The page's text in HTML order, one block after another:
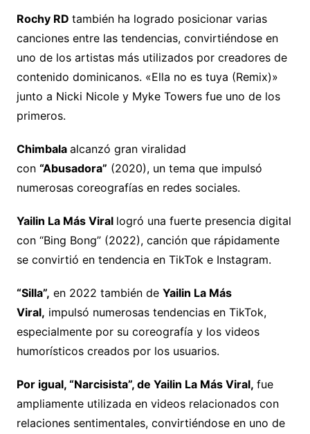
Rochy RD también ha logrado posicionar varias
canciones entre las tendencias, convirtiéndose en
uno de los artistas más utilizados por creadores de
contenido dominicanos. «Ella no es tuya (Remix)»
junto a Nicki Nicole y Myke Towers fue uno de los
primeros.
Chimbala alcanzó gran viralidad
con “Abusadora” (2020), un tema que impulsó
numerosas coreografías en redes sociales.
Yailin La Más Viral logró una fuerte presencia digital
con “Bing Bong” (2022), canción que rápidamente
se convirtió en tendencia en TikTok e Instagram.
“Silla”, en 2022 también de Yailin La Más
Viral, impulsó numerosas tendencias en TikTok,
especialmente por su coreografía y los videos
humorísticos creados por los usuarios.
Por igual, “Narcisista”, de Yailin La Más Viral, fue
ampliamente utilizada en videos relacionados con
relaciones sentimentales, convirtiéndose en uno de